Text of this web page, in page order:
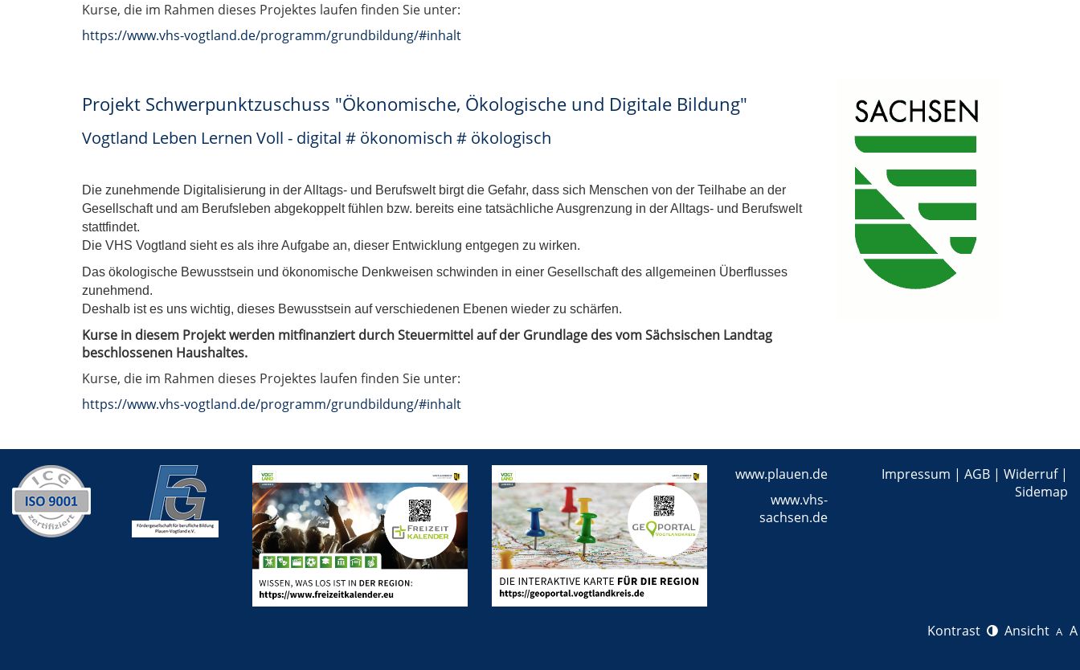
Kurse, die im Rahmen dieses Projektes laufen finden Sie unter:
https://www.vhs-vogtland.de/programm/grundbildung/#inhalt
Projekt Schwerpunktzuschuss "Ökonomische, Ökologische und Digitale Bildung"
Vogtland Leben Lernen Voll - digital # ökonomisch # ökologisch
Die zunehmende Digitalisierung in der Alltags- und Berufswelt birgt die Gefahr, dass sich Menschen von der Teilhabe an der
Gesellschaft und am Berufsleben abgekoppelt fühlen bzw. bereits eine tatsächliche Ausgrenzung in der Alltags- und Berufswelt
stattfindet.
Die VHS Vogtland sieht es als ihre Aufgabe an, dieser Entwicklung entgegen zu wirken.
Das ökologische Bewusstsein und ökonomische Denkweisen schwinden in einer Gesellschaft des allgemeinen Überflusses
zunehmend.
Deshalb ist es uns wichtig, dieses Bewusstsein auf verschiedenen Ebenen wieder zu schärfen.
Kurse in diesem Projekt werden mitfinanziert durch Steuermittel auf der Grundlage des vom Sächsischen Landtag
beschlossenen Haushaltes.
Kurse, die im Rahmen dieses Projektes laufen finden Sie unter:
https://www.vhs-vogtland.de/programm/grundbildung/#inhalt
www.plauen.de
www.vhs-
sachsen.de
Impressum | AGB| Widerruf|
Sidemap
Kontrast Ansicht A A